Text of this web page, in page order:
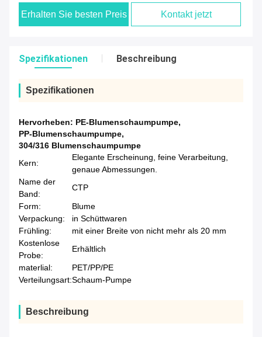
Erhalten Sie besten Preis Kontakt jetzt
Spezifikationen Beschreibung
Spezifikationen
Hervorheben: PE-Blumenschaumpumpe,
PP-Blumenschaumpumpe,
304/316 Blumenschaumpumpe
Kern:
Elegante Erscheinung, feine Verarbeitung,
genaue Abmessungen.
Name der
Band:
CTP
Form:
Blume
Verpackung:
in Schüttwaren
Frühling:
mit einer Breite von nicht mehr als 20 mm
Kostenlose
Probe:
Erhältlich
materlial:
PET/PP/PE
Verteilungsart:Schaum-Pumpe
Beschreibung